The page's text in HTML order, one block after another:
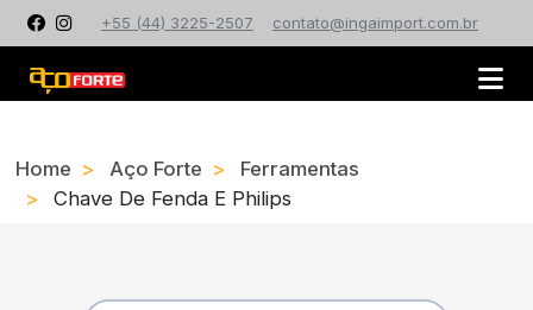
+55 (44) 3225-2507 contato@ingaimport.com.br
Home Aço Forte
Ferramentas
Chave De Fenda E Philips